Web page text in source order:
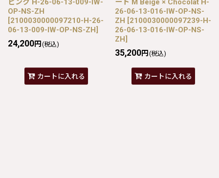
ピンク H-26-06-13-009-IW-
OP-NS-ZH
[2100030000097210-H-26-
06-13-009-IW-OP-NS-ZH]
24,200円 (税込)
カートに入れる
ート M Beige × Chocolat H-
26-06-13-016-IW-OP-NS-
ZH [2100030000097239-H-
26-06-13-016-IW-OP-NS-
ZH]
35,200円 (税込)
カートに入れる